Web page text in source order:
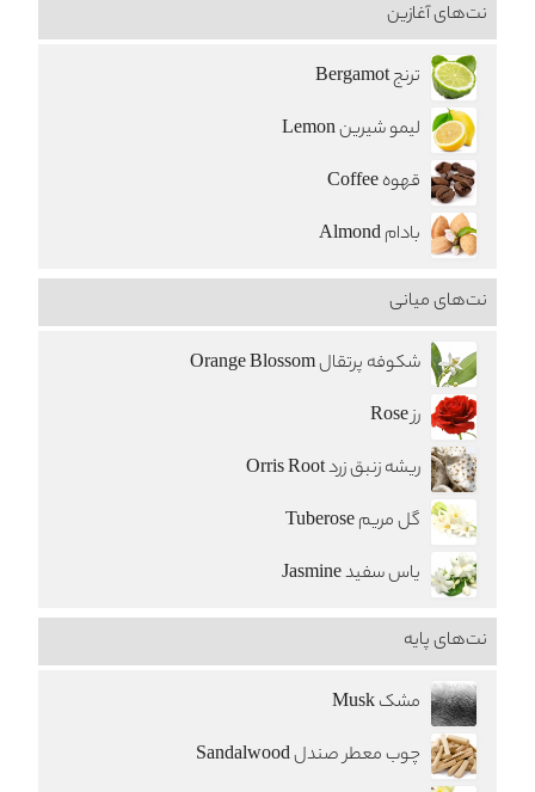
نت‌های آغازین
ترنج Bergamot
لیمو شیرین Lemon
قهوه Coffee
بادام Almond
نت‌های میانی
شکوفه پرتقال Orange Blossom
رز Rose
ریشه زنبق زرد Orris Root
گل مریم Tuberose
یاس سفید Jasmine
نت‌های پایه
مشک Musk
چوب معطر صندل Sandalwood